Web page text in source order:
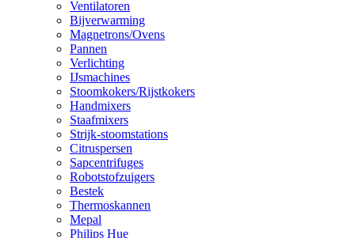
Ventilatoren
Bijverwarming
Magnetrons/Ovens
Pannen
Verlichting
IJsmachines
Stoomkokers/Rijstkokers
Handmixers
Staafmixers
Strijk-stoomstations
Citruspersen
Sapcentrifuges
Robotstofzuigers
Bestek
Thermoskannen
Mepal
Philips Hue